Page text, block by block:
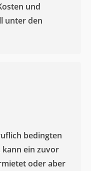
und
unter den
bedingten
kann ein zuvor
oder aber